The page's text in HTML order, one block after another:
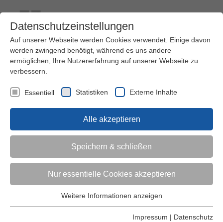
Kontakt Ihre Meinung ist uns wichtig!
Kinder (0-6)
Grundschulkinder
Jugendliche
Datenschutzeinstellungen
Auf unserer Webseite werden Cookies verwendet. Einige davon
werden zwingend benötigt, während es uns andere
ermöglichen, Ihre Nutzererfahrung auf unserer Webseite zu
verbessern.
Essentiell Statistiken Externe Inhalte
Alle akzeptieren
Speichern & schließen
Nur essentielle Cookies akzeptieren
Essentielle Cookies werden für grundlegende Funktionen der
Weitere Informationen anzeigen
Impressum | Datenschutz